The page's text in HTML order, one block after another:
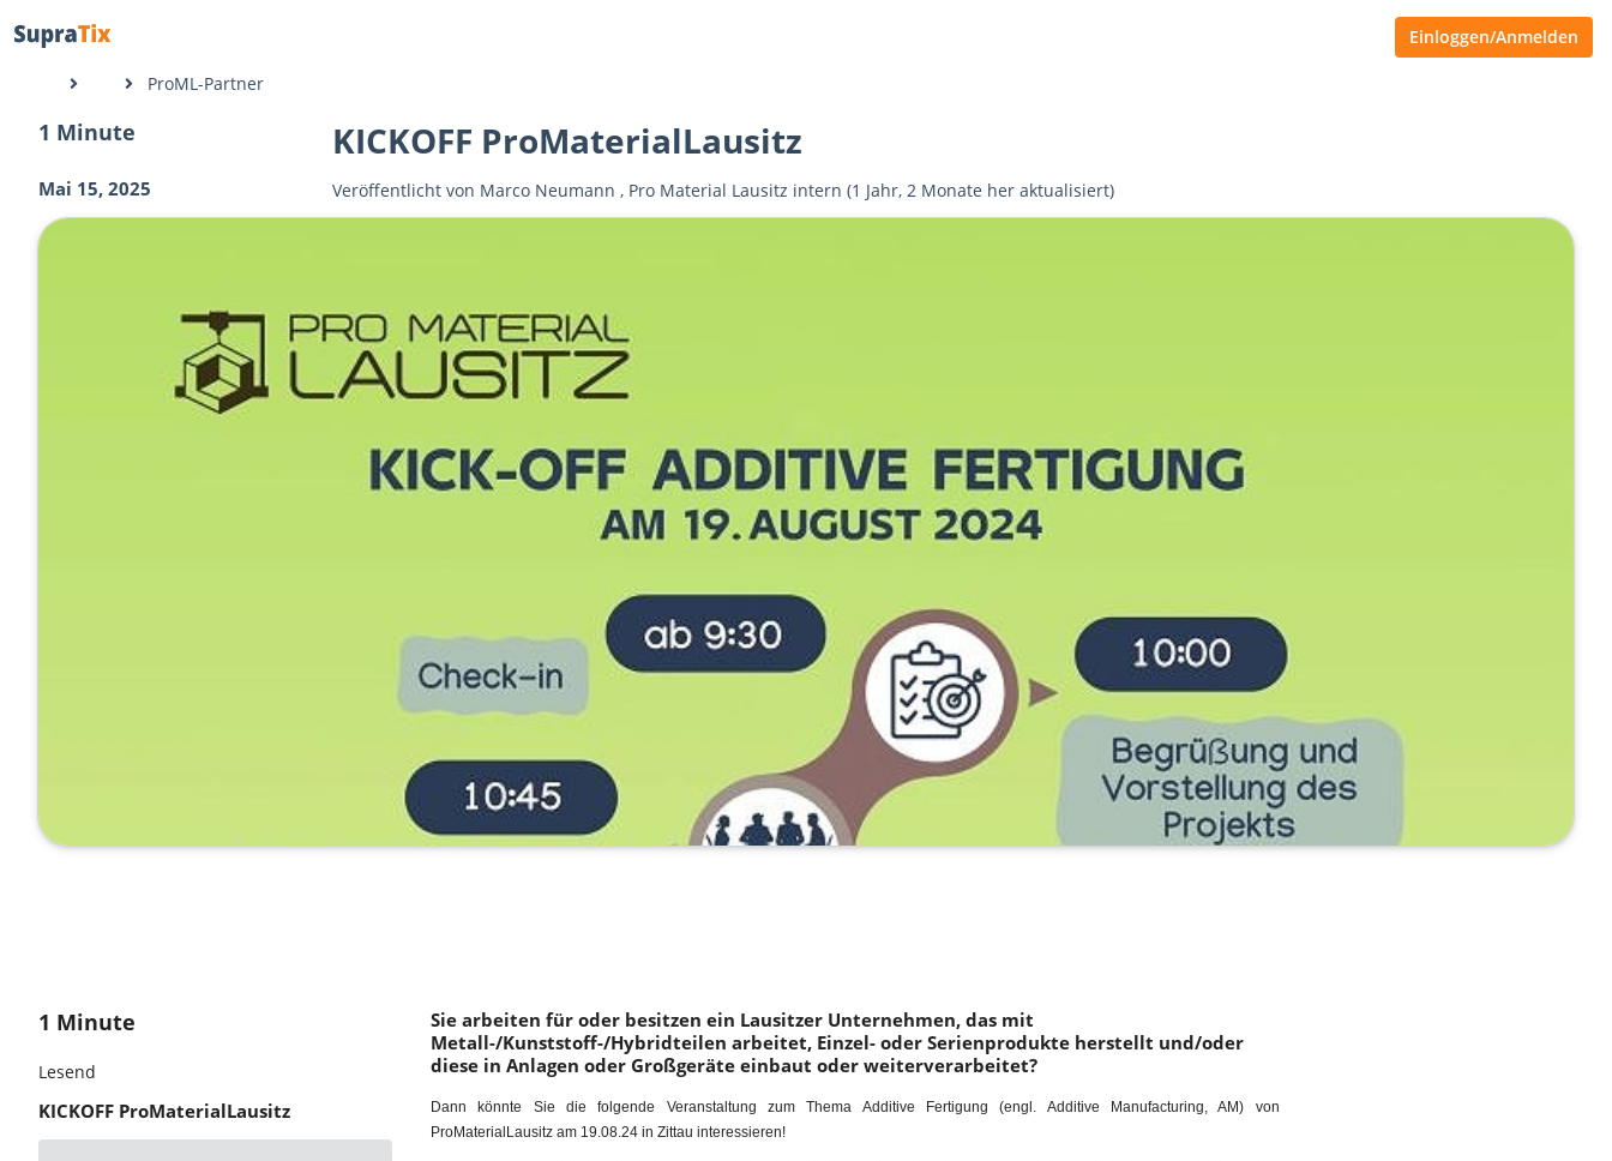
Einloggen/Anmelden
ProML-Partner
1 Minute
Mai 15, 2025
KICKOFF ProMaterialLausitz
Veröffentlicht von Marco Neumann , Pro Material Lausitz intern (1 Jahr, 2 Monate her aktualisiert)
1 Minute
Lesend
KICKOFF ProMaterialLausitz
Sie arbeiten für oder besitzen ein Lausitzer Unternehmen, das mit
Metall-/Kunststoff-/Hybridteilen arbeitet, Einzel- oder Serienprodukte herstellt und/oder
diese in Anlagen oder Großgeräte einbaut oder weiterverarbeitet?
Dann könnte Sie die folgende Veranstaltung zum Thema Additive Fertigung (engl. Additive Manufacturing, AM) von
ProMaterialLausitz am 19.08.24 in Zittau interessieren!